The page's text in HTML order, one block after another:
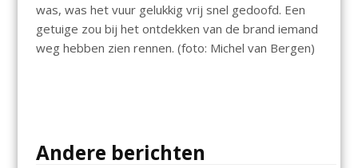
was, was het vuur gelukkig vrij snel gedoofd. Een
getuige zou bij het ontdekken van de brand iemand
weg hebben zien rennen. (foto: Michel van Bergen)
Andere berichten